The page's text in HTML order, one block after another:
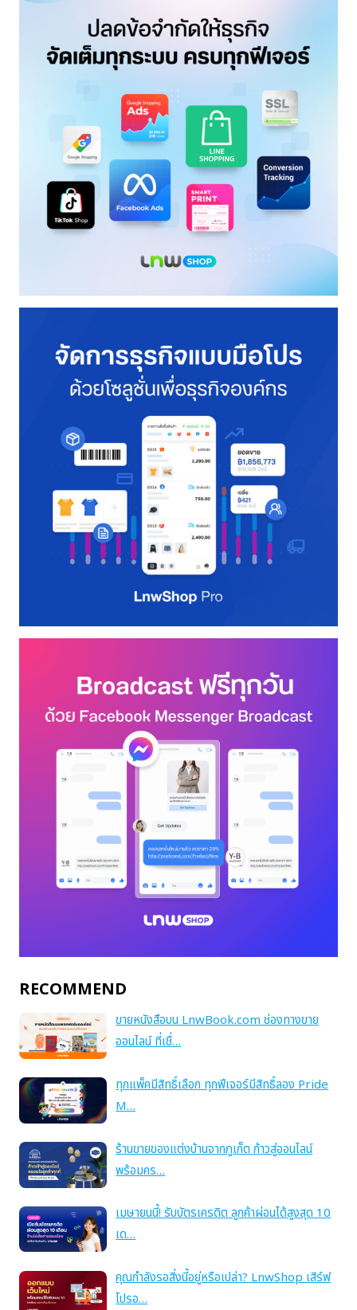
RECOMMEND
ขายหนังสือบน LnwBook.com ช่องทางขาย
ออนไลน์ ที่เชื่…
ทุกแพ็คมีสิทธิ์เลือก ทุกฟีเจอร์มีสิทธิ์ลอง Pride
M…
ร้านขายของแต่งบ้านจากภูเก็ต ก้าวสู่ออนไลน์
พร้อมคร…
เมษายนนี้! รับบัตรเครดิต ลูกค้าผ่อนได้สูงสุด 10
เด…
คุณกำลังรอสิ่งนี้อยู่หรือเปล่า? LnwShop เสิร์ฟ
โปรอ…